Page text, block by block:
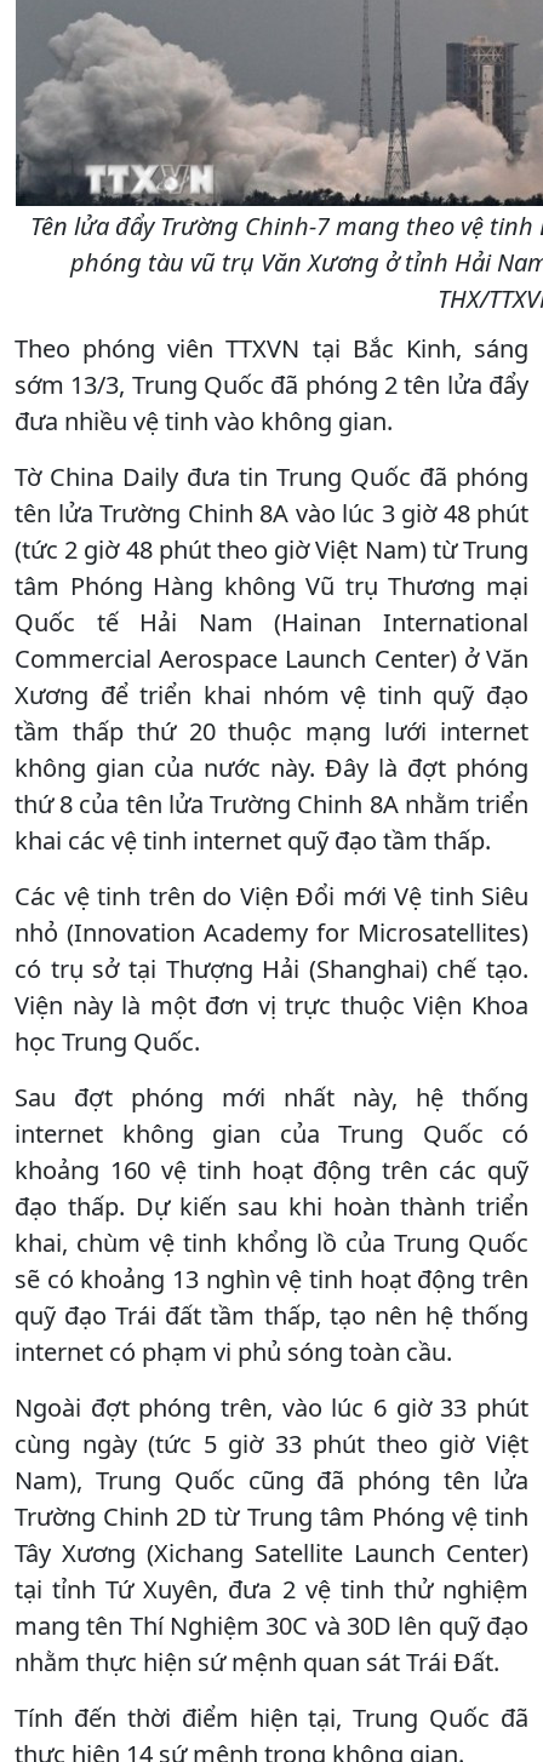
Tên lửa đẩy Trường Chinh-7 mang theo vệ
phóng tàu vũ trụ Văn Xương ở tỉnh Hải
THX/
Theo phóng viên TTXVN tại Bắc Kinh, sáng
sớm 13/3, Trung Quốc đã phóng 2 tên lửa đẩy
đưa nhiều vệ tinh vào không gian.
Tờ China Daily đưa tin Trung Quốc đã phóng
tên lửa Trường Chinh 8A vào lúc 3 giờ 48 phút
(tức 2 giờ 48 phút theo giờ Việt Nam) từ Trung
tâm Phóng Hàng không Vũ trụ Thương mại
Quốc tế Hải Nam (Hainan International
Commercial Aerospace Launch Center) ở Văn
Xương để triển khai nhóm vệ tinh quỹ đạo
tầm thấp thứ 20 thuộc mạng lưới internet
không gian của nước này. Đây là đợt phóng
thứ 8 của tên lửa Trường Chinh 8A nhằm triển
khai các vệ tinh internet quỹ đạo tầm thấp.
Các vệ tinh trên do Viện Đổi mới Vệ tinh Siêu
nhỏ (Innovation Academy for Microsatellites)
có trụ sở tại Thượng Hải (Shanghai) chế tạo.
Viện này là một đơn vị trực thuộc Viện Khoa
học Trung Quốc.
Sau đợt phóng mới nhất này, hệ thống
internet không gian của Trung Quốc có
khoảng 160 vệ tinh hoạt động trên các quỹ
đạo thấp. Dự kiến sau khi hoàn thành triển
khai, chùm vệ tinh khổng lồ của Trung Quốc
sẽ có khoảng 13 nghìn vệ tinh hoạt động trên
quỹ đạo Trái đất tầm thấp, tạo nên hệ thống
internet có phạm vi phủ sóng toàn cầu.
Ngoài đợt phóng trên, vào lúc 6 giờ 33 phút
cùng ngày (tức 5 giờ 33 phút theo giờ Việt
Nam), Trung Quốc cũng đã phóng tên lửa
Trường Chinh 2D từ Trung tâm Phóng vệ tinh
Tây Xương (Xichang Satellite Launch Center)
tại tỉnh Tứ Xuyên, đưa 2 vệ tinh thử nghiệm
mang tên Thí Nghiệm 30C và 30D lên quỹ đạo
nhằm thực hiện sứ mệnh quan sát Trái Đất.
Tính đến thời điểm hiện tại, Trung Quốc đã
thực hiện 14 sứ mệnh trong không gian.